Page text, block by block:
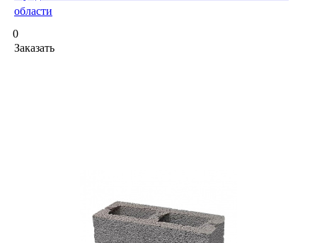
области
0
Заказать